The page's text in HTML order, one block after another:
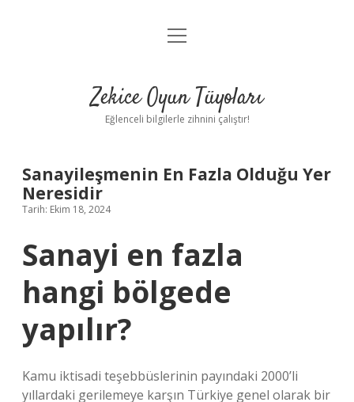
Anasayfa
Yasal Uyarı
menüyü
Zekice Oyun Tüyoları
Eğlenceli bilgilerle zihnini çalıştır!
Sanayileşmenin En Fazla Olduğu Yer
Neresidir
Tarih: Ekim 18, 2024
Sanayi en fazla
hangi bölgede
yapılır?
Kamu iktisadi teşebbüslerinin payındaki 2000’li
yıllardaki gerilemeye karşın Türkiye genel olarak bir